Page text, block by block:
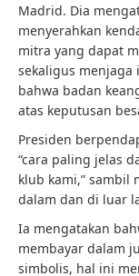
Madrid. Dia
menyerahkan
mitra yang dapat
sekaligus menjaga
bahwa badan
atas keputusan
Presiden
“cara paling jelas
klub kami,” sambil
dalam dan di luar
Ia mengatakan
membayar dalam
simbolis, hal ini